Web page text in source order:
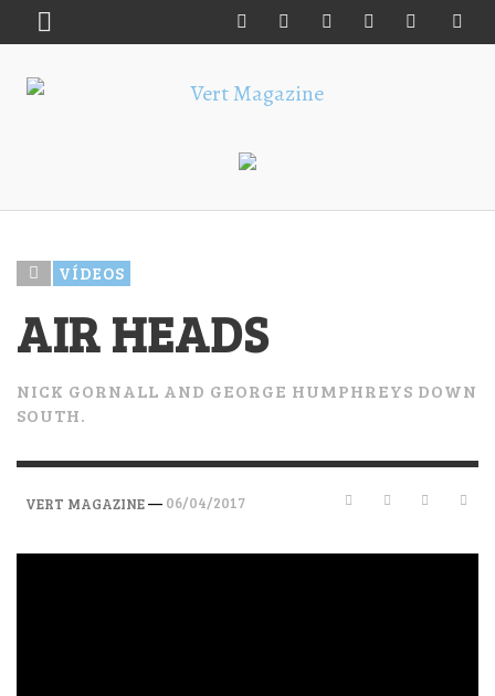
VÍDEOS
AIR HEADS
NICK GORNALL AND GEORGE HUMPHREYS DOWN
SOUTH.
VERT MAGAZINE— 06/04/2017